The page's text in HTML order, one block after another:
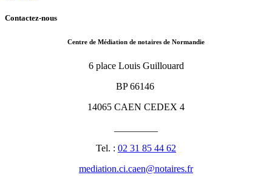
Contactez-nous
Centre de Médiation de notaires de Normandie
6 place Louis Guillouard
BP 66146
14065 CAEN CEDEX 4
Tel. : 02 31 85 44 62
mediation.ci.caen@notaires.fr